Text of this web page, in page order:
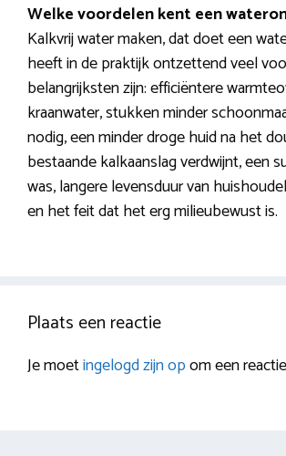
Welke voordelen kent een
Kalkvrij water maken, dat doet een
heeft in de praktijk ontzettend veel
belangrijksten zijn: efficiëntere
kraanwater, stukken minder
nodig, een minder droge huid na het
bestaande kalkaanslag verdwijnt, een
was, langere levensduur van
en het feit dat het erg milieubewust is.
Plaats een reactie
Je moetingelogd zijn opom een